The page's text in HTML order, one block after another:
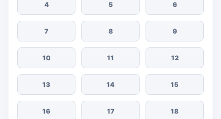
4 5 6
7 8 9
10 11 12
13 14 15
16 17 18